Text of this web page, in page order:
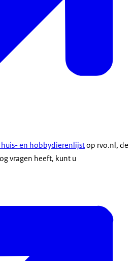
en hobbydierenlijstop rvo.nl, de
vragen heeft, kunt u